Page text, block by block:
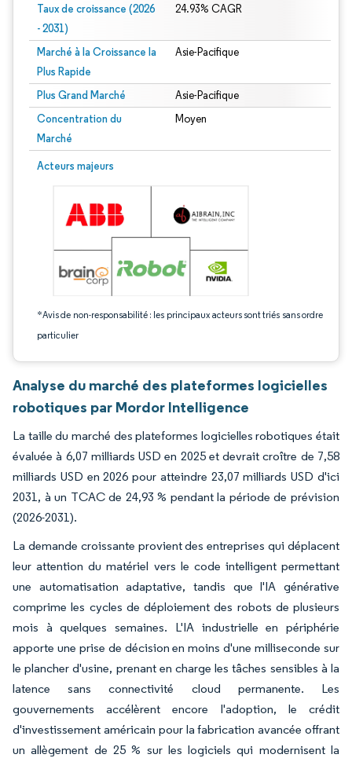
Taux de croissance (2026
- 2031)
24.93% CAGR
Marché à la Croissance la
Plus Rapide
Asie-Pacifique
Plus Grand Marché Asie-Pacifique
Concentration du
Marché
Moyen
Acteurs majeurs
*Avis de non-responsabilité : les principaux acteurs sont triés sans ordre
particulier
Image © Mordor Intelligence. La réutilisation nécessite une attribution sous CC
Analyse du marché des plateformes logicielles
robotiques par Mordor Intelligence
La taille du marché des plateformes logicielles robotiques était
évaluée à 6,07 milliards USD en 2025 et devrait croître de 7,58
milliards USD en 2026 pour atteindre 23,07 milliards USD d'ici
2031, à un TCAC de 24,93 % pendant la période de prévision
(2026-2031).
La demande croissante provient des entreprises qui déplacent
leur attention du matériel vers le code intelligent permettant
une automatisation adaptative, tandis que l'IA générative
comprime les cycles de déploiement des robots de plusieurs
mois à quelques semaines. L'IA industrielle en périphérie
apporte une prise de décision en moins d'une milliseconde sur
le plancher d'usine, prenant en charge les tâches sensibles à la
latence sans connectivité cloud permanente. Les
gouvernements accélèrent encore l'adoption, le crédit
d'investissement américain pour la fabrication avancée offrant
un allègement de 25 % sur les logiciels qui modernisent la